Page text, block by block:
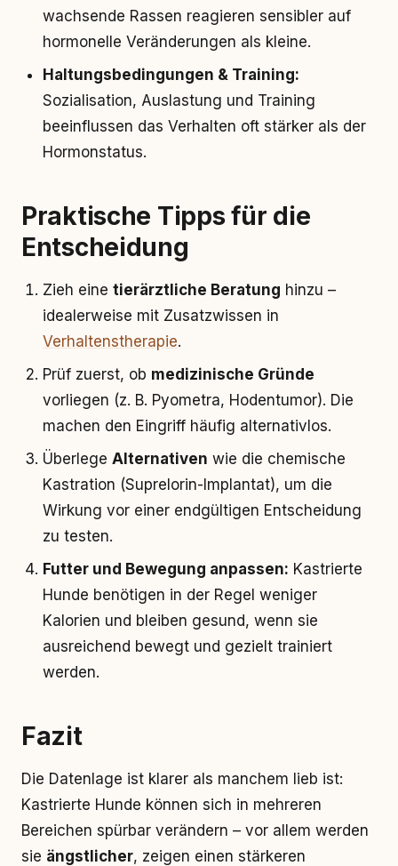
wachsende Rassen reagieren sensibler auf
hormonelle Veränderungen als kleine.
Haltungsbedingungen & Training:
Sozialisation, Auslastung und Training
beeinflussen das Verhalten oft stärker als der
Hormonstatus.
Praktische Tipps für die
Entscheidung
Zieh eine tierärztliche Beratung hinzu –
idealerweise mit Zusatzwissen in
Verhaltenstherapie.
Prüf zuerst, ob medizinische Gründe
vorliegen (z. B. Pyometra, Hodentumor). Die
machen den Eingriff häufig alternativlos.
Überlege Alternativen wie die chemische
Kastration (Suprelorin-Implantat), um die
Wirkung vor einer endgültigen Entscheidung
zu testen.
Futter und Bewegung anpassen: Kastrierte
Hunde benötigen in der Regel weniger
Kalorien und bleiben gesund, wenn sie
ausreichend bewegt und gezielt trainiert
werden.
Fazit
Die Datenlage ist klarer als manchem lieb ist:
Kastrierte Hunde können sich in mehreren
Bereichen spürbar verändern – vor allem werden
sie ängstlicher, zeigen einen stärkeren